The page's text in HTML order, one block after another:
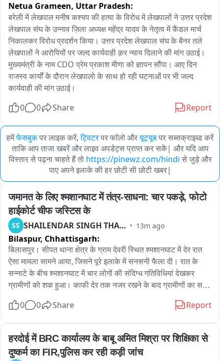
Netua Grameen, Uttar Pradesh:
बरेली में लेखपाल मनीष कश्यप की हत्या के विरोध में लेखपालों ने उत्तर प्रदेश
लेखपाल संघ के उन्नाव ज़िला अध्यक्ष महेंद्र यादव के नेतृत्व में कैंडल मार्च
निकालकर विरोध प्रदर्शन किया। उत्तर प्रदेश लेखपाल संघ के बैनर तले
लेखपालों ने आरोपियों पर जल्द कार्यवाही क़र न्याय दिलाने की मांग उठाई।
मुख्यमंत्री के नाम CDO प्रेम प्रकाश मीणा को ज्ञापन सौंपा। आए दिन
राजस्व कार्यों के दौरान लेखपालो के साथ हो रही घटनाओं पर भी जल्द
कार्यवाही की मांग उठाई।
0
0 Share Report
हमेंफेसबुकपर लाइक करें, ट्विटरपर फॉलो औरयूट्यूबपर सब्सक्राइब्ड करें
ताकि आप ताजा खबरें और लाइव अपडेट्स प्राप्त कर सकें| और यदि आप
विस्तार से पढ़ना चाहते हैं तो https://pinewz.com/hindi से जुड़े और
पाए अपने इलाके की हर छोटी सी छोटी खबर|
जमानत के लिए श्मशानघाट में तंत्र-साधना: चार पकड़े, फोटो
हाईकोर्ट चीफ जस्टिस के
SS SHAILENDAR SINGH THAKUR 13m ago
Bilaspur, Chhattisgarh:
बिलासपुर। सीपत थाना क्षेत्र के ग्राम देवरी स्थित श्मशानघाट में देर रात
ऐसा मामला सामने आया, जिसने पूरे इलाके में सनसनी फैला दी। रात के
सन्नाटे के बीच श्मशानघाट में चार लोगों की संदिग्ध गतिविधियां देखकर
ग्रामीणों को शक हुआ। काफी देर तक नजर रखने के बाद ग्रामीणों का समूह
युवक को पकड़ लिया, जबकि तीन लोग अंधेरे का फायदा उठाकर फरार हो
इस्तेमाल होने वाली सामग्री के साथ मछली, नींबू, सिंदूर और कुछ तस्वीरें
मिलीं। इन तस्वीरों में हाई कोर्ट के चीफ जस्टिस और दो युवकों के फोटो
बताए जा रहे हैं। तस्वीरें सामने आते ही पूरे मामले को लेकर तरह-तरह की
0 0 Share Report
हरदोई में BRC कार्यालय के बाबू अमित मिश्रा पर शिक्षिका से
दुष्कर्म का FIR,पुलिस कर रही कड़ी जांच